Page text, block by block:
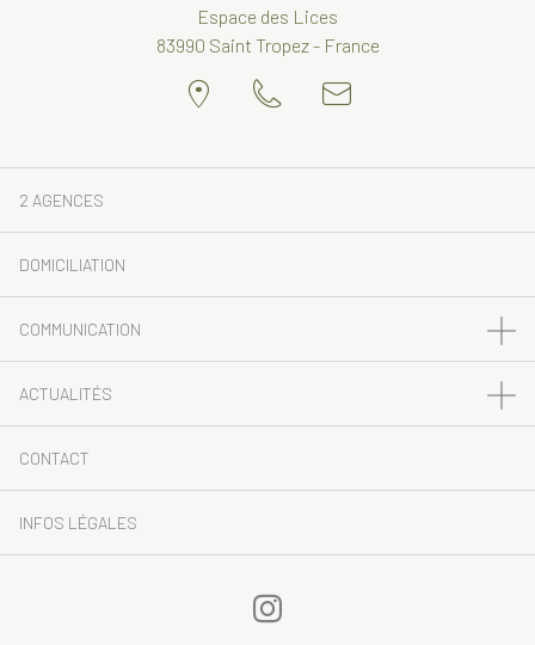
Espace des Lices
83990 Saint Tropez - France
2 AGENCES
DOMICILIATION
COMMUNICATION
ACTUALITÉS
CONTACT
INFOS LÉGALES